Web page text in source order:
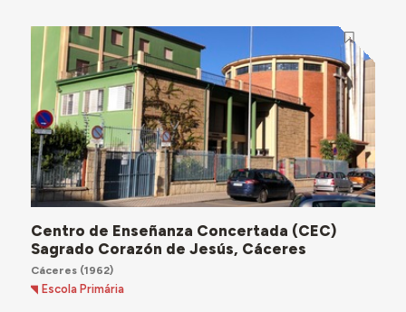
Centro de Enseñanza Concertada (CEC)
Sagrado Corazón de Jesús, Cáceres
Cáceres(1962)
Escola Primária